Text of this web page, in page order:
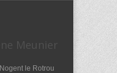
Meunier
le Rotrou